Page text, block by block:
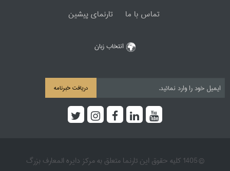
تماس با ما
تارنمای پیشین
انتخاب زبان
دریافت خبرنامه
© 1405 کلیه حقوق این تارنما متعلق به مرکز دایره المعارف بزرگ